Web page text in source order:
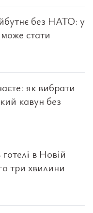
без НАТО: у
стати
як вибрати
кавун без
в Новій
три хвилини